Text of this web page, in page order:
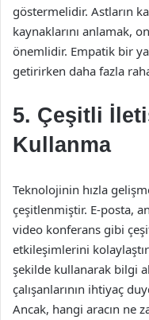
göstermelidir. Astların
kaynaklarını anlamak,
önemlidir. Empatik bir
getirirken daha fazla
5. Çeşitli
Kullanma
Teknolojinin hızla
çeşitlenmiştir. E-posta,
video konferans gibi
etkileşimlerini
şekilde kullanarak bilgi
çalışanlarının ihtiyaç
Ancak, hangi aracın ne